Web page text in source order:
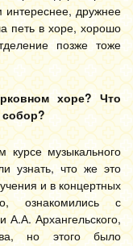
интереснее, дружнее
петь в хоре, хорошо
позже тоже
хоре? Что
музыкального
узнать, что же это
и в концертных
ознакомились с
А.А. Архангельского,
но этого было